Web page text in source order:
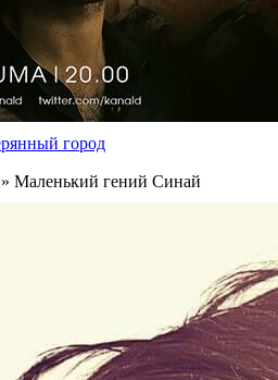
город
» Маленький гений Синай